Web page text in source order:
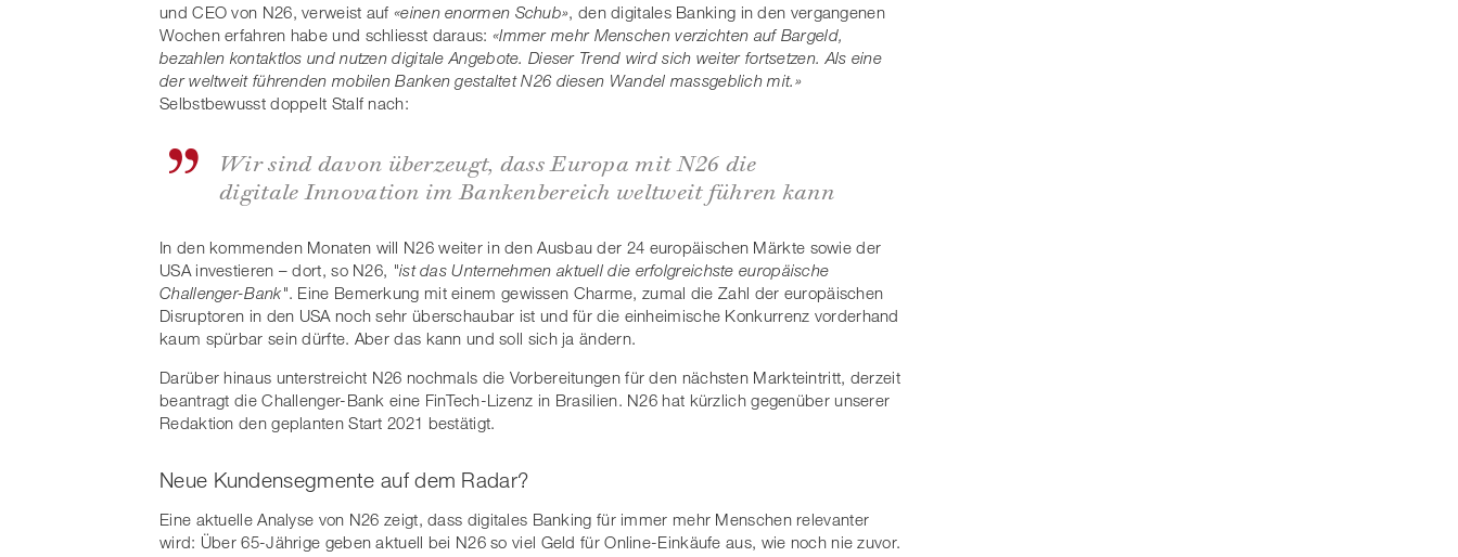
und CEO von N26, verweist auf«einen enormen Schub», den digitales Banking in den vergangenen
Wochen erfahren habe und schliesst daraus: «Immer mehr Menschen verzichten auf Bargeld,
bezahlen kontaktlos und nutzen digitale Angebote. Dieser Trend wird sich weiter fortsetzen. Als eine
der weltweit führenden mobilen Banken gestaltet N26 diesen Wandel massgeblich mit.»
Selbstbewusst doppelt Stalf nach:
Wir sind davon überzeugt, dass Europa mit N26 die
digitale Innovation im Bankenbereich weltweit führen kann
In den kommenden Monaten will N26 weiter in den Ausbau der 24 europäischen Märkte sowie der
USA investieren – dort, so N26, "ist das Unternehmen aktuell die erfolgreichste europäische
Challenger-Bank". Eine Bemerkung mit einem gewissen Charme, zumal die Zahl der europäischen
Disruptoren in den USA noch sehr überschaubar ist und für die einheimische Konkurrenz vorderhand
kaum spürbar sein dürfte. Aber das kann und soll sich ja ändern.
Darüber hinaus unterstreicht N26 nochmals die Vorbereitungen für den nächsten Markteintritt, derzeit
beantragt die Challenger-Bank eine FinTech-Lizenz in Brasilien. N26 hat kürzlich gegenüber unserer
Redaktion den geplanten Start 2021 bestätigt.
Neue Kundensegmente auf dem Radar?
Eine aktuelle Analyse von N26 zeigt, dass digitales Banking für immer mehr Menschen relevanter
wird: Über 65-Jährige geben aktuell bei N26 so viel Geld für Online-Einkäufe aus, wie noch nie zuvor.